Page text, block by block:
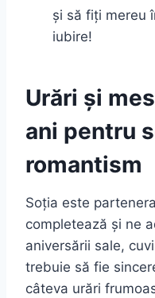
și să fiți mereu
iubire!
Urări și
ani pentru
romantism
Soția este
completează și ne
aniversării sale,
trebuie să fie
câteva urări